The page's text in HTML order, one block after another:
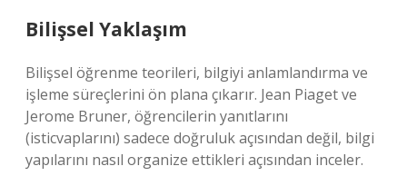
Bilişsel Yaklaşım
Bilişsel öğrenme teorileri, bilgiyi anlamlandırma ve
işleme süreçlerini ön plana çıkarır. Jean Piaget ve
Jerome Bruner, öğrencilerin yanıtlarını
(isticvaplarını) sadece doğruluk açısından değil, bilgi
yapılarını nasıl organize ettikleri açısından inceler.